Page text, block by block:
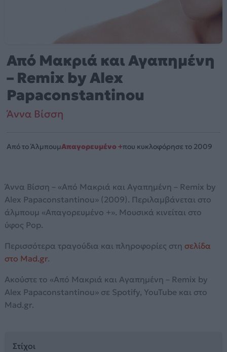
Από Μακριά και Αγαπημένη
– Remix by Alex
Papaconstantinou
Άννα Βίσση
Από το ΆλμπουμΑπαγορευμένο +που κυκλοφόρησε το 2009
Άννα Βίσση – «Από Μακριά και Αγαπημένη – Remix by
Alex Papaconstantinou» (2009). Περιλαμβάνεται στο
άλμπουμ «Απαγορευμένο +». Μουσικά κινείται στο
ύφος Pop.
Περισσότερα τραγούδια και πληροφορίες στη σελίδα
στο Mad.gr.
Ακούστε το «Από Μακριά και Αγαπημένη – Remix by
Alex Papaconstantinou» σε Spotify, YouTube και στο
Mad.gr.
Στίχοι